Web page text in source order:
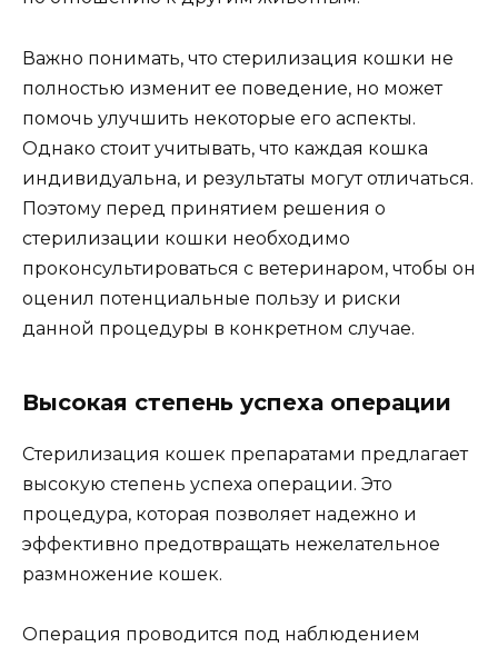
Важно понимать, что стерилизация кошки не
полностью изменит ее поведение, но может
помочь улучшить некоторые его аспекты.
Однако стоит учитывать, что каждая кошка
индивидуальна, и результаты могут отличаться.
Поэтому перед принятием решения о
стерилизации кошки необходимо
проконсультироваться с ветеринаром, чтобы он
оценил потенциальные пользу и риски
данной процедуры в конкретном случае.
Высокая степень успеха операции
Стерилизация кошек препаратами предлагает
высокую степень успеха операции. Это
процедура, которая позволяет надежно и
эффективно предотвращать нежелательное
размножение кошек.
Операция проводится под наблюдением